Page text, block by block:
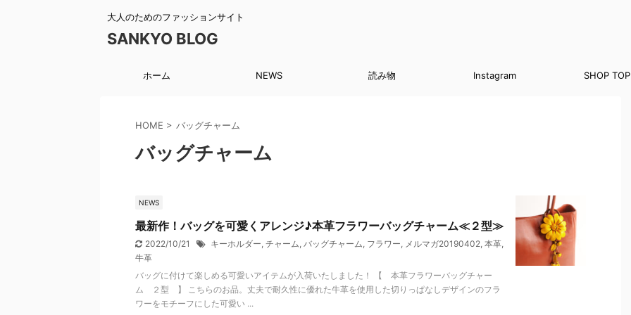
大人のためのファッションサイト
SANKYO BLOG
ホーム NEWS 読み物 Instagram SHOP TOP
HOME > バッグチャーム
バッグチャーム
NEWS
最新作！バッグを可愛くアレンジ♪本革フラワーバッグチャーム≪２型≫
2022/10/21 キーホルダー, チャーム, バッグチャーム, フラワー, メルマガ20190402, 本革,
牛革
バッグに付けて楽しめる可愛いアイテムが入荷いたしました！ 【 本革フラワーバッグチャー
ム ２型 】 こちらのお品。丈夫で耐久性に優れた牛革を使用した切りっぱなしデザインのフラ
ワーをモチーフにした可愛い ...